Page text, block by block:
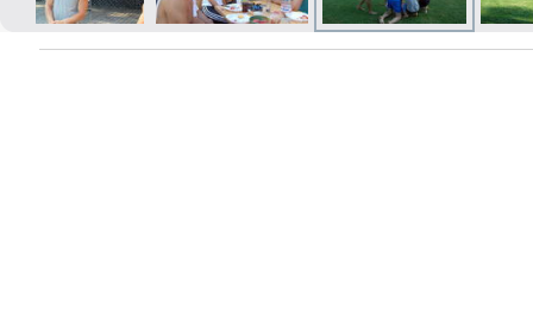
Izdrukas 1h laikā Rīgā – pasūtiet